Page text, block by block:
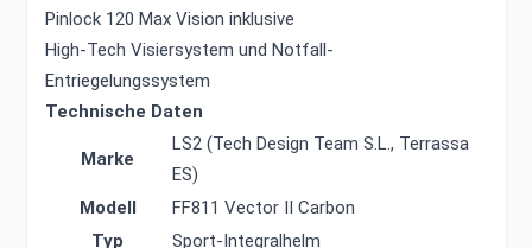
Pinlock 120 Max Vision inklusive
High-Tech Visiersystem und Notfall-
Entriegelungssystem
Technische Daten
Marke
LS2 (Tech Design Team S.L., Terrassa
ES)
Modell
FF811 Vector II Carbon
Typ
Sport-Integralhelm